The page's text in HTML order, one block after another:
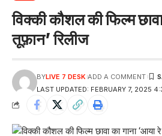
विक्की कौशल की फिल्म
तूफ़ान’ रिलीज
LAST UPDATED: FEBRUARY 7, 2025
BYLIVE 7 DESK ADD A COMMENT